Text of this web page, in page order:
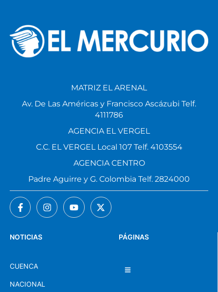
PÁGINAS
NOTICIAS
CUENCA
NACIONAL
MATRIZ EL ARENAL
Av. De Las Américas y Francisco Ascázubi Telf.
4111786
AGENCIA EL VERGEL
C.C. EL VERGEL Local 107 Telf. 4103554
AGENCIA CENTRO
Padre Aguirre y G. Colombia Telf. 2824000